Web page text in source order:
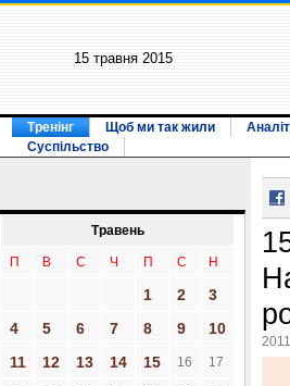
15 травня 2015
Тренінг Щоб ми так жили
Суспільство
Травень
П В С Ч П С Н
1 2
3
4
5 6 7 8 9
10
11
12 13 14 15 16 17